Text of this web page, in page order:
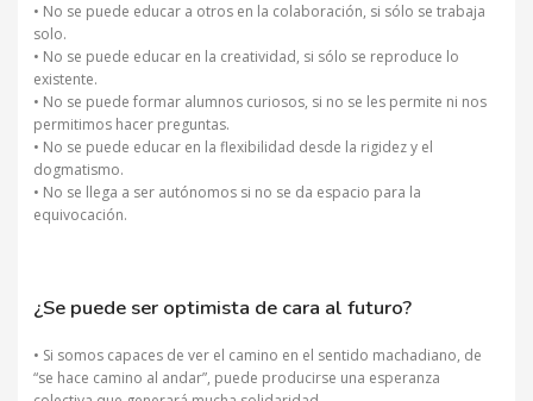
• No se puede educar a otros en la colaboración, si sólo se trabaja
solo.
• No se puede educar en la creatividad, si sólo se reproduce lo
existente.
• No se puede formar alumnos curiosos, si no se les permite ni nos
permitimos hacer preguntas.
• No se puede educar en la flexibilidad desde la rigidez y el
dogmatismo.
• No se llega a ser autónomos si no se da espacio para la
equivocación.
¿Se puede ser optimista de cara al futuro?
• Si somos capaces de ver el camino en el sentido machadiano, de
“se hace camino al andar”, puede producirse una esperanza